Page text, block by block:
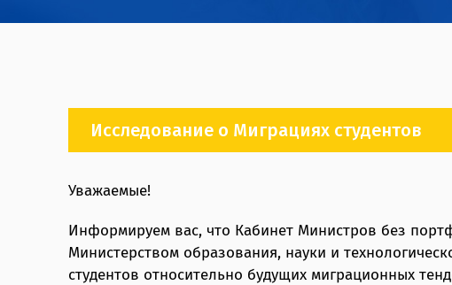
Исследование о Миграциях студентов
Уважаемые!
Информируем вас, что Кабинет Министров без
Министерством образования, науки и
студентов относительно будущих миграционных